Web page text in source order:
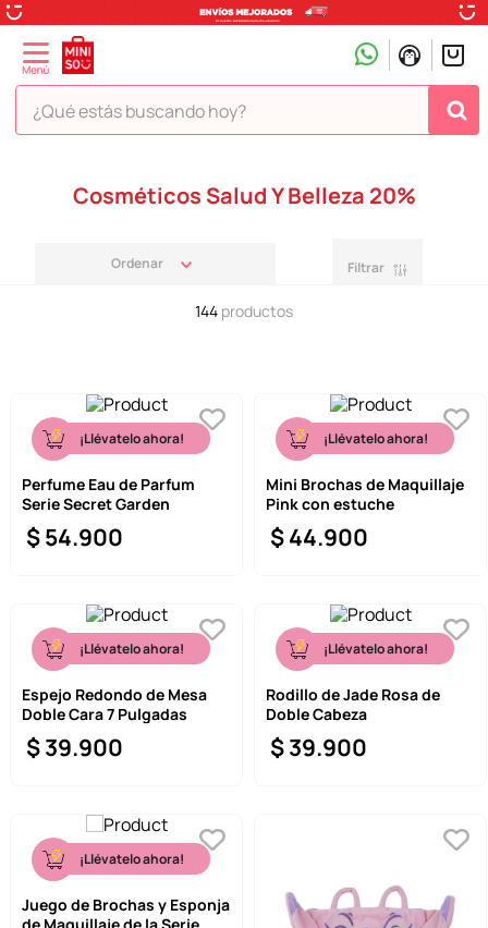
¿Qué estás buscando hoy?
Cosméticos Salud Y Belleza 20%
Filtrar
144 productos
¡Llévatelo ahora!
Perfume Eau de Parfum
Serie Secret Garden
$54.900
¡Llévatelo ahora!
Mini Brochas de Maquillaje
Pink con estuche
$44.900
¡Llévatelo ahora!
Espejo Redondo de Mesa
Doble Cara 7 Pulgadas
$39.900
¡Llévatelo ahora!
Rodillo de Jade Rosa de
Doble Cabeza
$39.900
¡Llévatelo ahora!
Juego de Brochas y Esponja
peluche
disney
7
termos
8
toy story
9.
llaveros
10
one piece